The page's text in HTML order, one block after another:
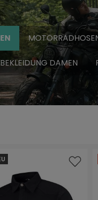
DAMEN